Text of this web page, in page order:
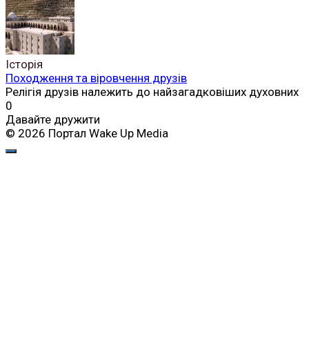
Історія
Походження та віровчення друзів
Релігія друзів належить до найзагадковіших духовних
0
Давайте дружити
© 2026 Портал Wake Up Media